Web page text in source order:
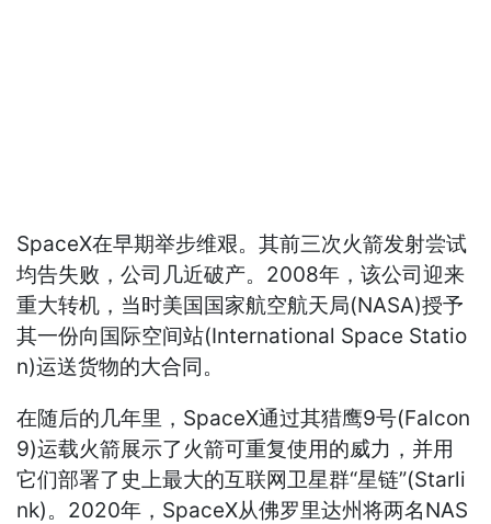
SpaceX在早期举步维艰。其前三次火箭发射尝试
均告失败，公司几近破产。2008年，该公司迎来
重大转机，当时美国国家航空航天局(NASA)授予
其一份向国际空间站(International Space Statio
n)运送货物的大合同。
在随后的几年里，SpaceX通过其猎鹰9号(Falcon
9)运载火箭展示了火箭可重复使用的威力，并用
它们部署了史上最大的互联网卫星群“星链”(Starli
nk)。2020年，SpaceX从佛罗里达州将两名NAS